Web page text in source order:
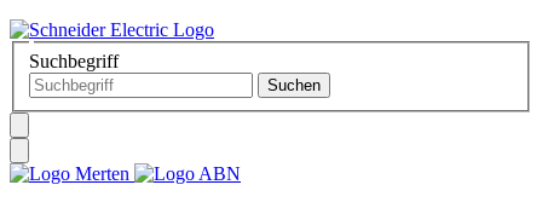
Suchbegriff